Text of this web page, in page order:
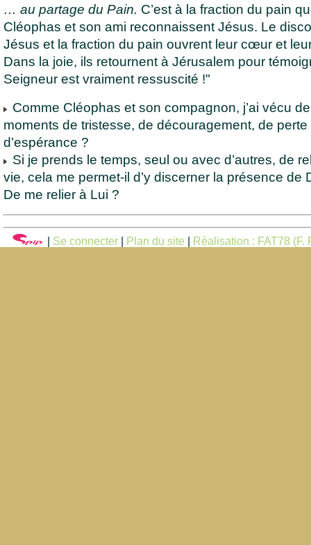
… au partage du Pain. C’est à la fraction du pain
Cléophas et son ami reconnaissent Jésus. Le
Jésus et la fraction du pain ouvrent leur cœur et
Dans la joie, ils retournent à Jérusalem pour
Seigneur est vraiment ressuscité !"
Comme Cléophas et son compagnon, j’ai vécu
moments de tristesse, de découragement, de perte
d’espérance ?
Si je prends le temps, seul ou avec d’autres, de
vie, cela me permet-il d’y discerner la présence de
De me relier à Lui ?
Se connecter| Plan du site Réalisation : FAT78 (F.